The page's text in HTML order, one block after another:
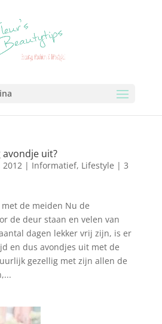
avondje uit?
2012| Informatief, Lifestyle | 3
de meiden Nu de
de deur staan en velen van
dagen lekker vrij zijn, is er
en dus avondjes uit met de
gezellig met zijn allen de